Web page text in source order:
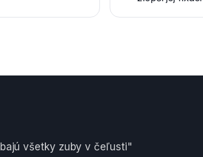
všetky zuby v čeľusti"